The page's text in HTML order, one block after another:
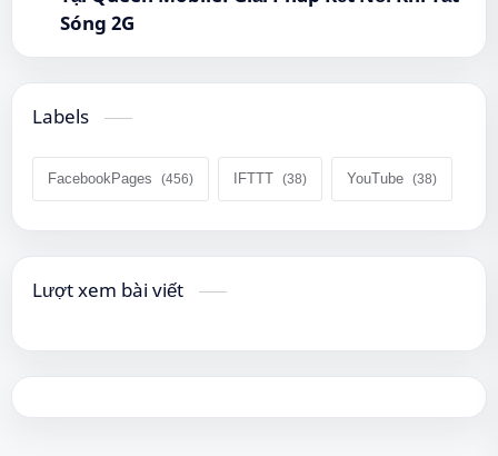
Sóng 2G
Labels
FacebookPages IFTTT YouTube
Lượt xem bài viết